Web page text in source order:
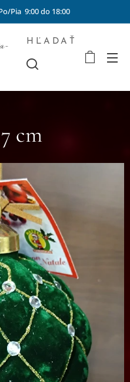
Pia 9:00 do 18:00
HĽADAŤ
cm